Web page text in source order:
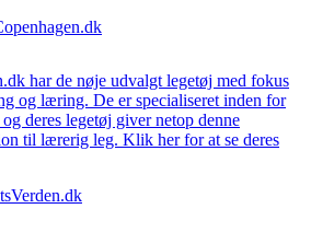
har de nøje udvalgt legetøj med fokus
og læring. De er specialiseret inden for
deres legetøj giver netop denne
til lærerig leg. Klik her for at se deres